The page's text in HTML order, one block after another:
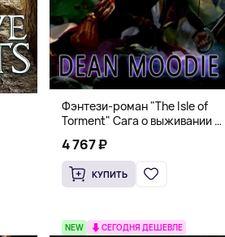
Фэнтези-роман "The Isle of
Torment" Сага о выживании и
4 767 ₽
КУПИТЬ
NEW СЕГОДНЯ ДЕШЕВЛЕ